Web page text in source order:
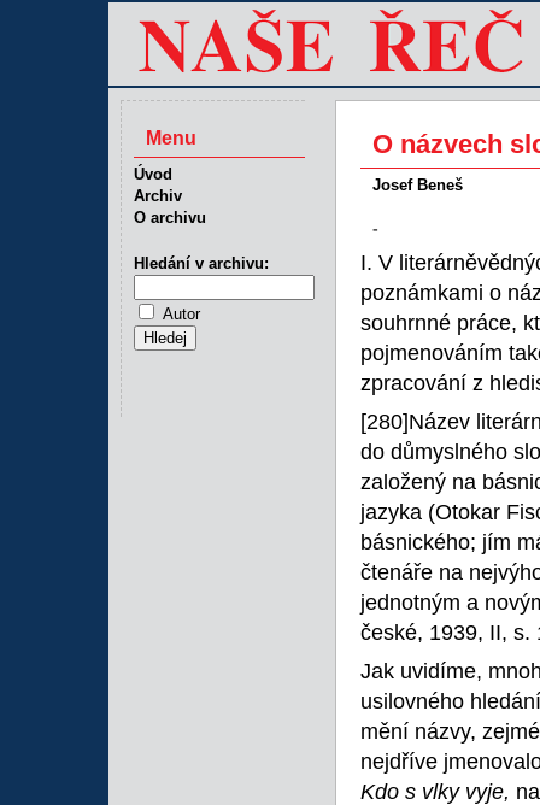
O názvech
Josef Beneš
-
I. V
poznámkami o
souhrnné práce,
pojmenováním
zpracování z
[280]Název
do důmyslného
založený na
jazyka (Otokar
básnického; jím
čtenáře na
jednotným a
české, 1939, II, s.
Jak uvidíme,
usilovného
mění názvy,
nejdříve
Kdo s vlky vyje,
Menu
Úvod
Archiv
O archivu
Hledání v archivu:
Autor